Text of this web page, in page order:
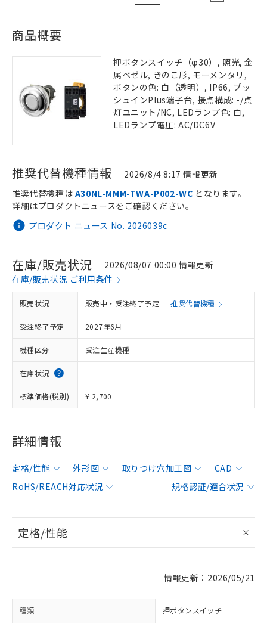
商品概要
押ボタンスイッチ（φ30）, 照光, 金
属ベゼル, きのこ形, モーメンタリ,
ボタンの色: 白（透明）, IP66, プッ
シュインPlus端子台, 接点構成: -/点
灯ユニット/NC, LEDランプ色: 白,
LEDランプ電圧: AC/DC6V
推奨代替機種情報 2026/8/4 8:17 情報更新
プロダクト ニュース No. 2026039c
推奨代替機種は A30NL-MMM-TWA-P002-WC となります。
詳細はプロダクトニュースをご確認ください。
在庫/販売状況
2026/08/07 00:00 情報更新
在庫/販売状況 ご利用条件
販売状況 販売中・受注終了予定 推奨代替機種
受注終了予定 2027年6月
機種区分 受注生産機種
在庫状況
標準価格(税別) ¥ 2,700
詳細情報
定格/性能 外形図 取りつけ穴加工図
CAD
RoHS/REACH対応状況
規格認証/適合状況
定格/性能
情報更新：2026/05/21
種類 押ボタンスイッチ